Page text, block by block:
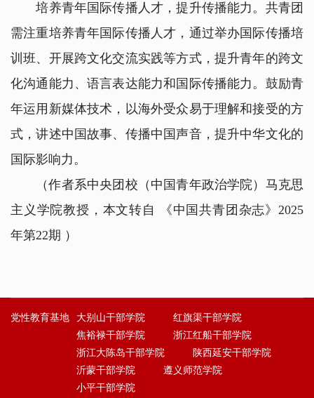
培养青年国际传播人才，提升传播能力。共青团
需注重培养青年国际传播人才，通过举办国际传播培
训班、开展跨文化交流实践等方式，提升青年的跨文
化沟通能力、语言表达能力和国际传播能力。鼓励青
年运用新媒体技术，以海外受众易于理解和接受的方
式，讲述中国故事、传播中国声音，提升中华文化的
国际影响力。
（作者系中央团校（中国青年政治学院） 马克思
主义学院教授，本文转自 《中国共青团杂志》2025
年第22期 ）
党性教育基地 大别山干部学院
红旗渠干部学院
焦裕禄干部学院
浙江红船干部学院
浙江大陈岛干部学院
陕西延安干部学院
沂蒙干部学院
遵义师范学院
小平干部学院